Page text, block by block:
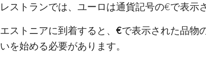
レストランでは、ユーロは通貨記号の€で表示
エストニアに到着すると、 €で表示された品物
いを始める必要があります。